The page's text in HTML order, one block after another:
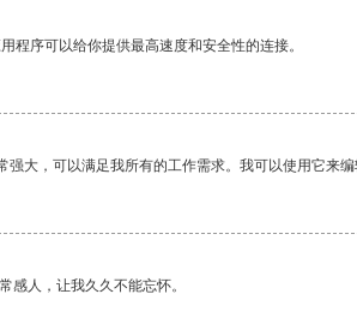
程序可以给你提供最高速度和安全性的连接。
强大，可以满足我所有的工作需求。我可以使用它来
感人，让我久久不能忘怀。